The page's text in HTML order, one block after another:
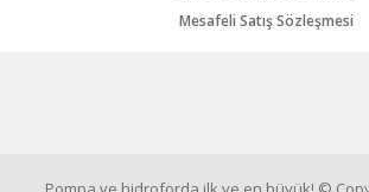
Mesafeli Satış Sözleşmesi